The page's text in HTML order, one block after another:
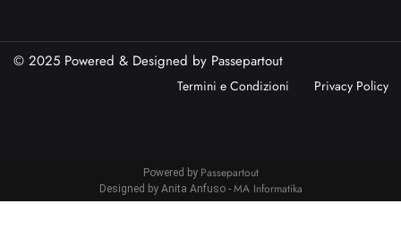
© 2025 Powered & Designed by Passepartout
Termini e Condizioni Privacy Policy
Powered by Passepartout
Designed by Anita Anfuso - MA Informatika